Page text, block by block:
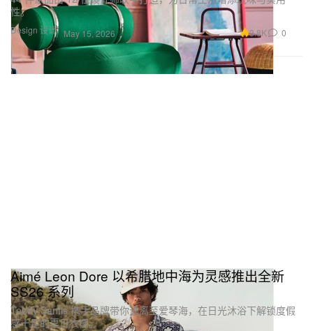
Design 设计
性。
May 15, 2026 3.8K 0
Aimé Leon Dore 以希腊地中海为灵感推出全新
SS26 系列
Teddy Santis 携手品牌带你逃离至爱琴海，在日光沐浴下解锁度假
感十足的夏日衣橱。